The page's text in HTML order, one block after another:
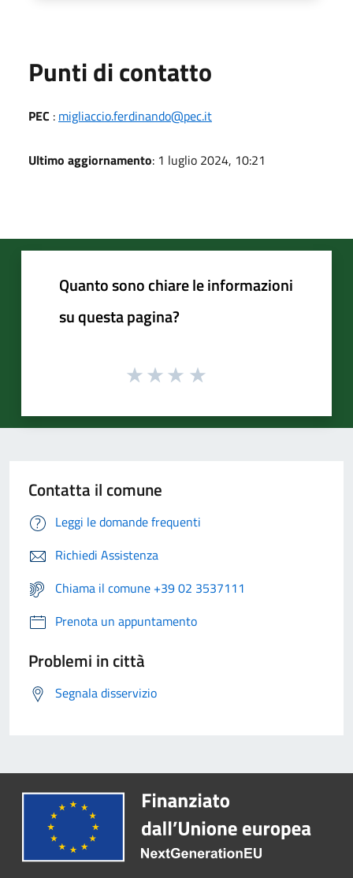
Punti di contatto
PEC : migliaccio.ferdinando@pec.it
Ultimo aggiornamento: 1 luglio 2024, 10:21
Quanto sono chiare le informazioni
su questa pagina?
Contatta il comune
Leggi le domande frequenti
Richiedi Assistenza
Chiama il comune +39 02 3537111
Prenota un appuntamento
Problemi in città
Segnala disservizio